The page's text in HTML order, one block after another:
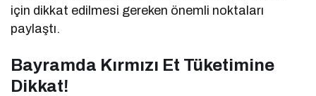
için dikkat edilmesi gereken önemli noktaları
paylaştı.
Bayramda Kırmızı Et Tüketimine
Dikkat!